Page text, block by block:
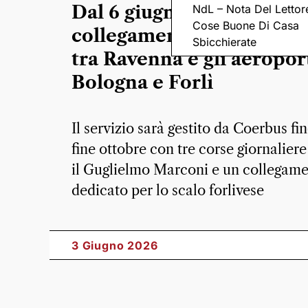
NdL – Nota Del
Cose Buone Di Casa
Sbicchierate
Dal 6 giugno tornano i
collegamenti su
tra Ravenna e gli
Bologna e Forlì
Il servizio sarà gestito da Coerbus
fine ottobre con tre corse giornaliere
il Guglielmo Marconi e un
dedicato per lo scalo forlivese
3 Giugno 2026